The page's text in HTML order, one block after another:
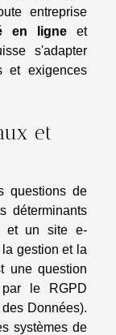
entreprise
en ligneet
s'adapter
et exigences
et
questions de
déterminants
et un site e-
gestion et la
une question
par le RGPD
Données).
systèmes de